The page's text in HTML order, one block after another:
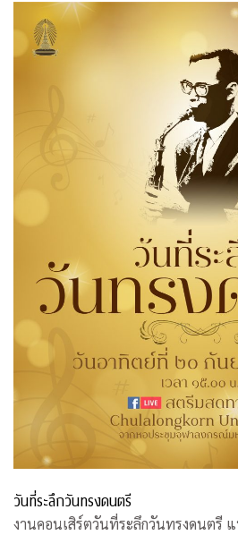
วันที่ระลึกวันทรงดนตรี
งานคอนเสิร์ตวันที่ระลึกวันทรงดนตรี